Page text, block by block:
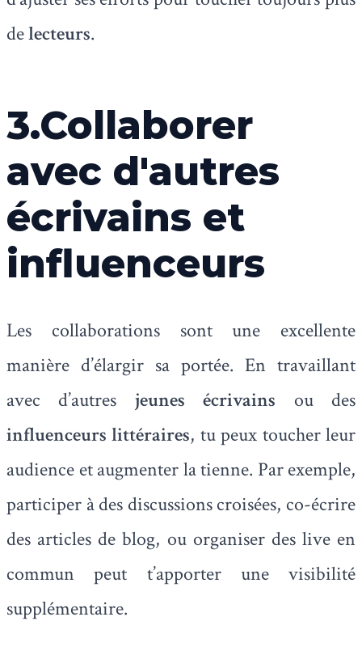
delecteurs.
3.Collaborer
avec d'autres
écrivains et
influenceurs
Les collaborations sont une excellente
manière d’élargir sa portée. En travaillant
avec d’autres jeunes écrivains ou des
influenceurs littéraires, tu peux toucher leur
audience et augmenter la tienne. Par exemple,
participer à des discussions croisées, co-écrire
des articles de blog, ou organiser des live en
commun peut t’apporter une visibilité
supplémentaire.